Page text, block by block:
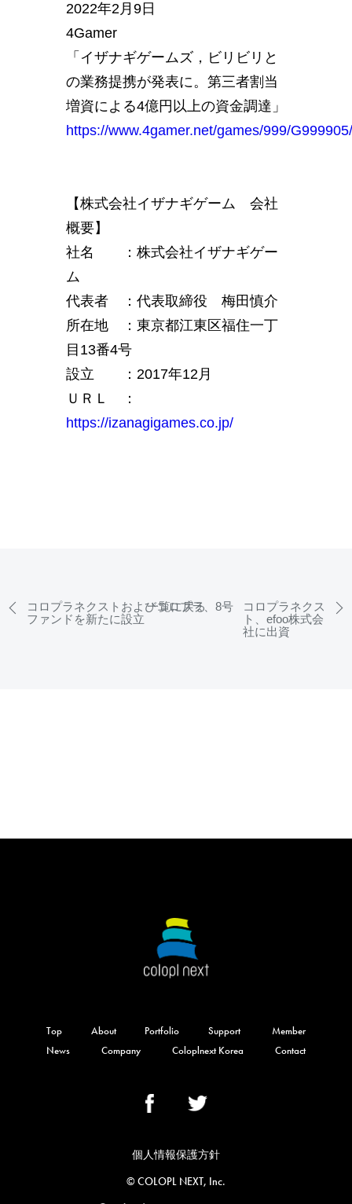
2022年2月9日
4Gamer
「イザナギゲームズ，ビリビリと
の業務提携が発表に。第三者割当
増資による4億円以上の資金調達」
https://www.4gamer.net/games/999/
【株式会社イザナギゲーム 会社
概要】
社名 ：株式会社イザナギゲー
ム
代表者 ：代表取締役 梅田慎介
所在地 ：東京都江東区福住一丁
目13番4号
設立 ：2017年12月
ＵＲＬ ：
https://izanagigames.co.jp/
コロプラネクストおよびコロプラ、8号
ファンドを新たに設立
一覧に戻る
コロプラネクス
ト、efoo株式会
社に出資
Top About Portfolio Support
Member
News
Company Coloplnext Korea Contact
個人情報保護方針
©︎ COLOPL NEXT, Inc.